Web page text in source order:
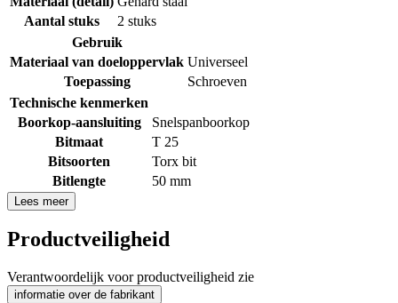
Aantal stuks
2 stuks
Gebruik
Materiaal van doeloppervlak Universeel
Toepassing
Schroeven
Technische kenmerken
Boorkop-aansluiting
Snelspanboorkop
Bitmaat
T 25
Bitsoorten
Torx bit
Bitlengte
50 mm
Lees meer
Productveiligheid
Verantwoordelijk voor productveiligheid zie
informatie over de fabrikant